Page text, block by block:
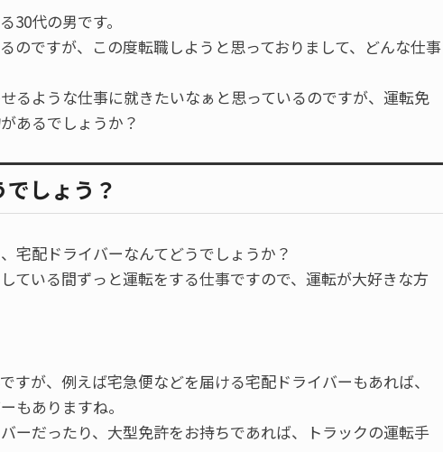
30代の男です。
のですが、この度転職しようと思っておりまして、どんな仕事
るような仕事に就きたいなぁと思っているのですが、運転免
あるでしょうか？
しょう？
宅配ドライバーなんてどうでしょうか？
ている間ずっと運転をする仕事ですので、運転が大好きな方
すが、例えば宅急便などを届ける宅配ドライバーもあれば、
もありますね。
ーだったり、大型免許をお持ちであれば、トラックの運転手